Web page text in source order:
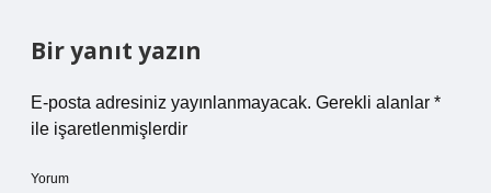
Bir yanıt yazın
E-posta adresiniz yayınlanmayacak. Gerekli alanlar *
ile işaretlenmişlerdir
Yorum